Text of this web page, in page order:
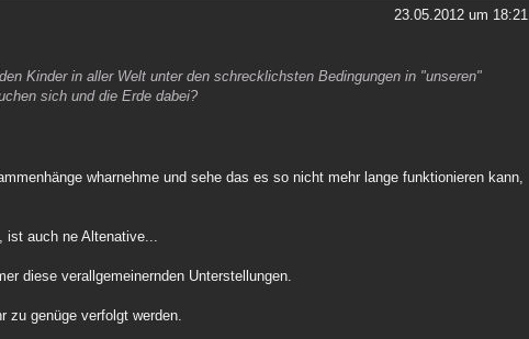
23.05.2012 um 18:21
Kinder in aller Welt unter den schrecklichsten Bedingungen in "unseren"
sich und die Erde dabei?
wharnehme und sehe das es so nicht mehr lange funktionieren kann,
ist auch ne Altenative...
diese verallgemeinernden Unterstellungen.
zu genüge verfolgt werden.